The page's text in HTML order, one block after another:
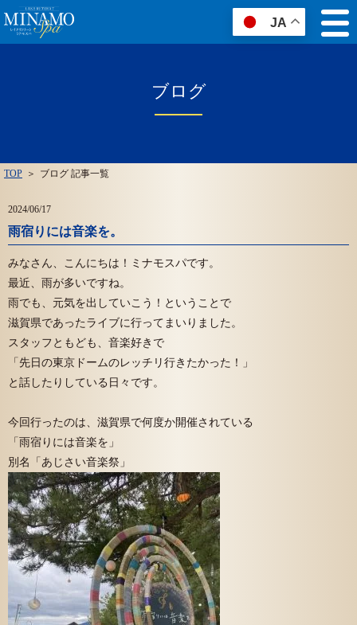
ブログ
TOP ＞ ブログ 記事一覧
2024/06/17
雨宿りには音楽を。
みなさん、こんにちは！ミナモスパです。
最近、雨が多いですね。
雨でも、元気を出していこう！ということで
滋賀県であったライブに行ってまいりました。
スタッフともども、音楽好きで
「先日の東京ドームのレッチリ行きたかった！」
と話したりしている日々です。
今回行ったのは、滋賀県で何度か開催されている
「雨宿りには音楽を」
別名「あじさい音楽祭」
JA